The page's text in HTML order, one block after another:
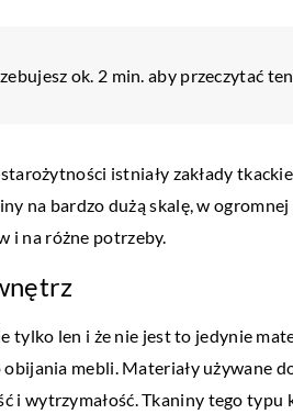
ok. 2 min. aby przeczytać
istniały zakłady
na bardzo dużą skalę, w ogromnej
i na różne potrzeby.
tylko len i że nie jest to jedynie
mebli. Materiały używane
i wytrzymałość. Tkaniny tego typu
BIZNES I